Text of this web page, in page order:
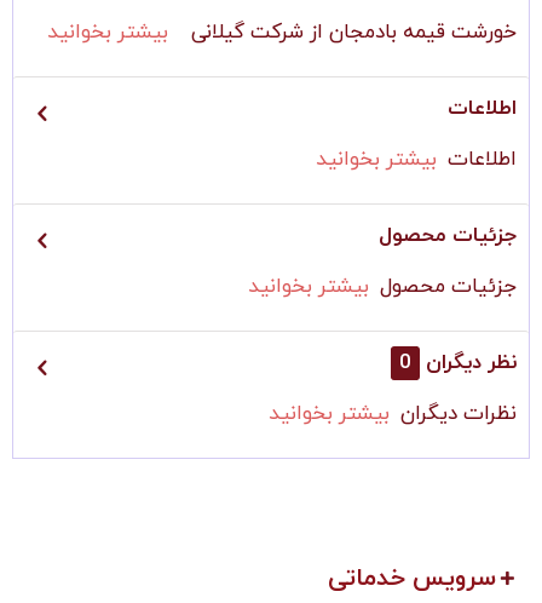
خورشت قیمه بادمجان از شرکت گیلانی
بیشتر بخوانید
اطلاعات
اطلاعات بیشتر بخوانید
جزئیات محصول
جزئیات محصول بیشتر بخوانید
نظر دیگران 0
نظرات دیگران بیشتر بخوانید
سرویس خدماتی